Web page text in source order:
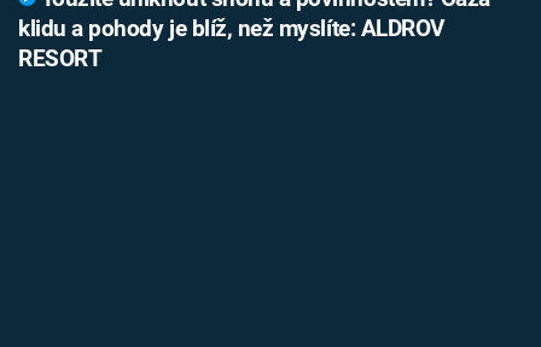
klidu a pohody je blíž, než myslíte: ALDROV
RESORT